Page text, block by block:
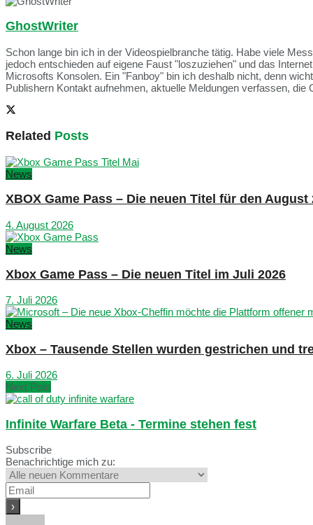
GhostWriter
Schon lange bin ich in der Videospielbranche tätig. Habe viele
jedoch entschieden auf eigene Faust "loszuziehen" und das
Microsofts Konsolen. Ein "Fanboy" bin ich deshalb nicht, denn
Publishern Kontakt aufnehmen, aktuelle Meldungen verfassen,
Related Posts
News
XBOX Game Pass – Die neuen Titel für den August
4. August 2026
News
Xbox Game Pass – Die neuen Titel im Juli 2026
7. Juli 2026
News
Xbox – Tausende Stellen wurden gestrichen und
6. Juli 2026
Next Post
Infinite Warfare Beta - Termine stehen fest
Subscribe
Benachrichtige mich zu: